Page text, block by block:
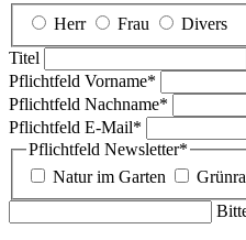
Herr Frau
Divers
Titel
Pflichtfeld Vorname*
Pflichtfeld Nachname*
Pflichtfeld E-Mail*
Pflichtfeld Newsletter*
Natur im Garten